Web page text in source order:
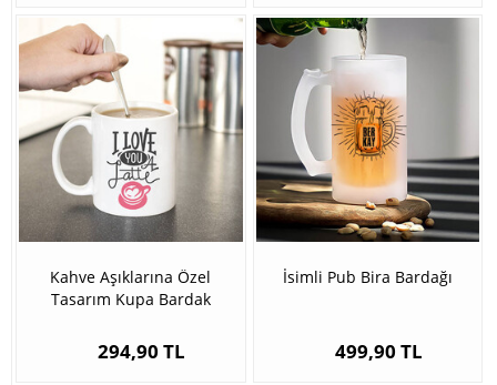
Kahve Aşıklarına Özel
Tasarım Kupa Bardak
294,90 TL
İsimli Pub Bira Bardağı
499,90 TL